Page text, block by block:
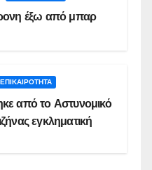
έξω από μπαρ
ΕΠΙΚΑΙΡΟΤΗΤΑ
από το Αστυνομικό
εγκληματική